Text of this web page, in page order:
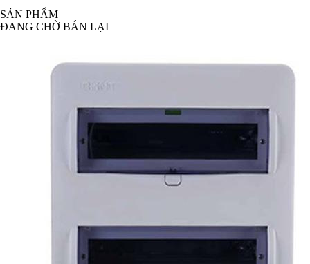
SẢN PHẨM
ĐANG CHỜ BÁN LẠI